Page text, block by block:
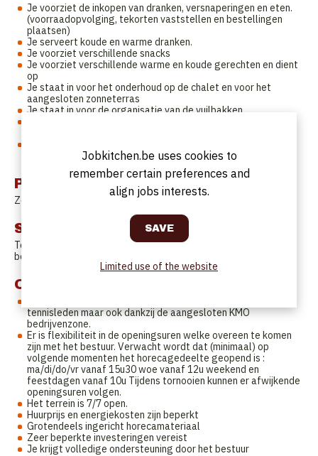
Je voorziet de inkopen van dranken, versnaperingen en eten.
(voorraadopvolging, tekorten vaststellen en bestellingen
plaatsen)
Je serveert koude en warme dranken.
Je voorziet verschillende snacks
Je voorziet verschillende warme en koude gerechten en dient
op
Je staat in voor het onderhoud op de chalet en voor het
aangesloten zonneterras
Je staat in voor de organisatie van de vuilbakken
richtlijnen van de organisatie aan
Profile
Zelfstandige uitbater met horeca ervaring.
Start date
Ten laatste 1 april 2025 (horeca uitbating is per direct
beschikbaar).
Offer
tennisleden maar ook dankzij de aangesloten KMO
bedrijvenzone.
Er is flexibiliteit in de openingsuren welke overeen te komen
zijn met het bestuur. Verwacht wordt dat (minimaal) op
volgende momenten het horecagedeelte geopend is :
ma/di/do/vr vanaf 15u30 woe vanaf 12u weekend en
feestdagen vanaf 10u Tijdens tornooien kunnen er afwijkende
openingsuren volgen.
Het terrein is 7/7 open.
Huurprijs en energiekosten zijn beperkt
Grotendeels ingericht horecamateriaal
Zeer beperkte investeringen vereist
Je krijgt volledige ondersteuning door het bestuur
Jobkitchen.be uses cookies to
remember certain preferences and
align jobs interests.
Limited use of the website